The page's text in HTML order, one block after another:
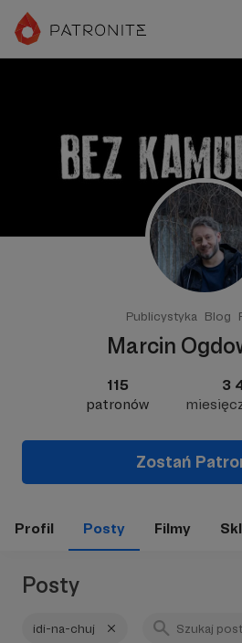
Publicystyka Blog
Marcin
115
patronów
3
Zostań
Profil Posty Filmy
Posty
idi-na-chuj